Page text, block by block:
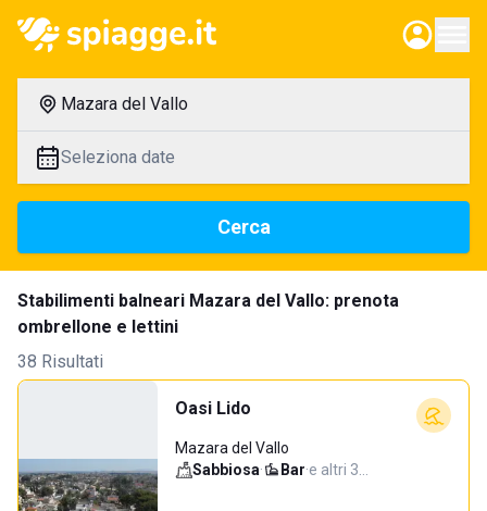
Mazara del Vallo
Seleziona date
Cerca
Stabilimenti balneari Mazara del Vallo: prenota
ombrellone e lettini
38 Risultati
Oasi Lido
Mazara del Vallo
Sabbiosa· Bar·e altri 3…